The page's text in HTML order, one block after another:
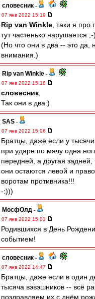
словесник -
07 янв 2022 15:19
Rip van Winkle , таки я
тут частенько нарушается ;-).
(Но что они в два -- это да,
внимания.)
Rip van Winkle -
07 янв 2022 15:16
словесник
Так они в два:)
SAS -
07 янв 2022 15:06
Братцы, даже если у
при ударе по мячу одна
передней, а другая задней,
они остаются левой и
воротам противника!!!
-:)))
МосфОлд -
07 янв 2022 15:03
Родившихся в День
событием!
словесник -
07 янв 2022 14:47
Братцы, даже если в один
тысяча вэвэшников -- всё
поздравляем их с днём